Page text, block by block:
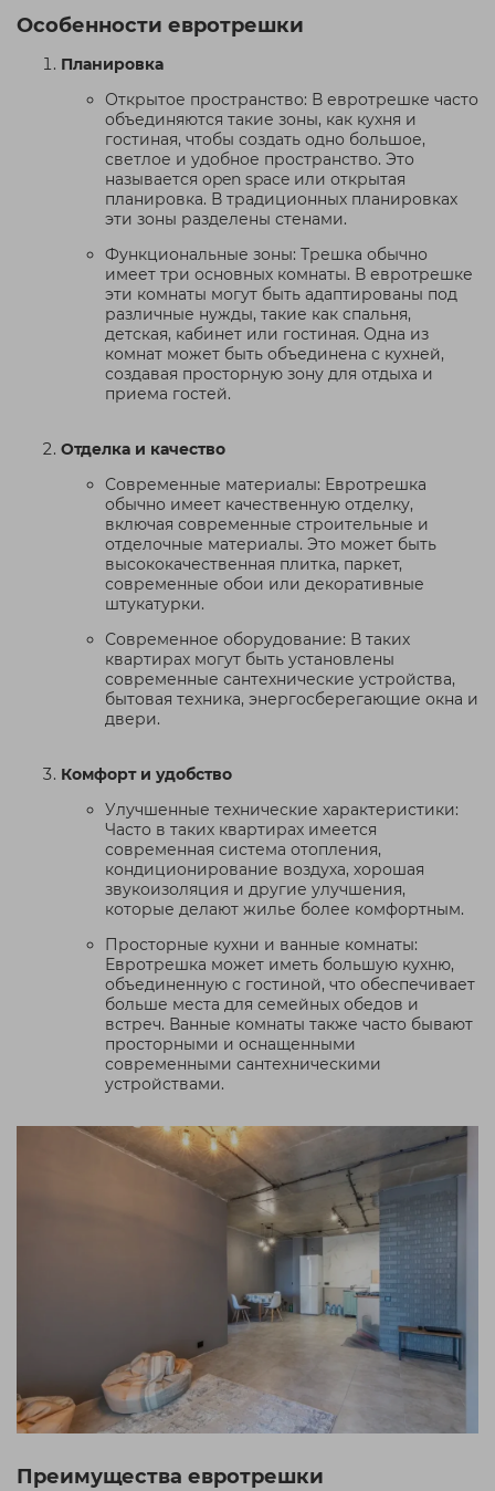
Особенности евротрешки
Планировка
Открытое пространство: В евротрешке часто
объединяются такие зоны, как кухня и
гостиная, чтобы создать одно большое,
светлое и удобное пространство. Это
называется open space или открытая
планировка. В традиционных планировках
эти зоны разделены стенами.
Функциональные зоны: Трешка обычно
имеет три основных комнаты. В евротрешке
эти комнаты могут быть адаптированы под
различные нужды, такие как спальня,
детская, кабинет или гостиная. Одна из
комнат может быть объединена с кухней,
создавая просторную зону для отдыха и
приема гостей.
Отделка и качество
Современные материалы: Евротрешка
обычно имеет качественную отделку,
включая современные строительные и
отделочные материалы. Это может быть
высококачественная плитка, паркет,
современные обои или декоративные
штукатурки.
Современное оборудование: В таких
квартирах могут быть установлены
современные сантехнические устройства,
бытовая техника, энергосберегающие окна и
двери.
Комфорт и удобство
Улучшенные технические характеристики:
Часто в таких квартирах имеется
современная система отопления,
кондиционирование воздуха, хорошая
звукоизоляция и другие улучшения,
которые делают жилье более комфортным.
Просторные кухни и ванные комнаты:
Евротрешка может иметь большую кухню,
объединенную с гостиной, что обеспечивает
больше места для семейных обедов и
встреч. Ванные комнаты также часто бывают
просторными и оснащенными
современными сантехническими
устройствами.
Преимущества евротрешки